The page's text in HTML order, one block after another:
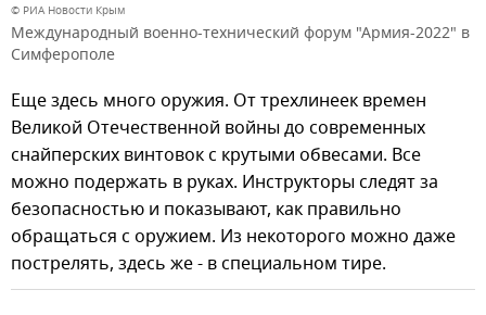
© РИА Новости Крым
Международный военно-технический форум "Армия-2022" в
Симферополе
Еще здесь много оружия. От трехлинеек времен
Великой Отечественной войны до современных
снайперских винтовок с крутыми обвесами. Все
можно подержать в руках. Инструкторы следят за
безопасностью и показывают, как правильно
обращаться с оружием. Из некоторого можно даже
пострелять, здесь же - в специальном тире.